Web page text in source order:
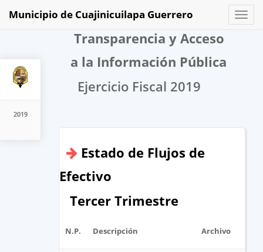
2019
Toggle
Municipio de Cuajinicuilapa Guerrero
Transparencia y Acceso
a la Información Pública
Ejercicio Fiscal 2019
Estado de Flujos de
Efectivo
Tercer Trimestre
N.P. Descripción Archivo